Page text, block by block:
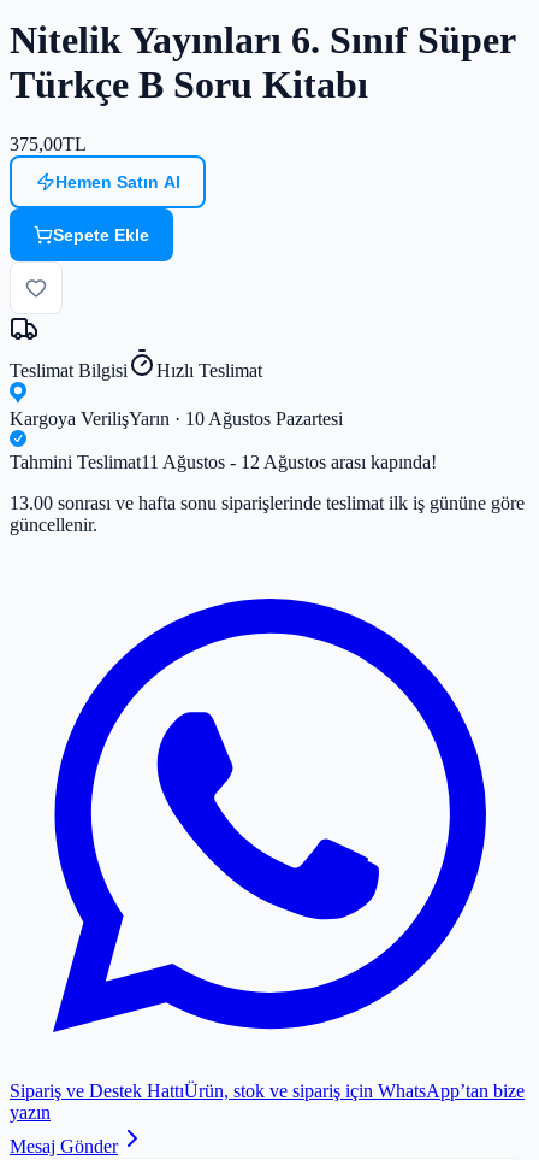
Nitelik Yayınları 6. Sınıf Süper
Türkçe B Soru Kitabı
375,00TL
Hemen Satın Al
Sepete Ekle
Teslimat Bilgisi Hızlı Teslimat
Kargoya VerilişYarın · 10 Ağustos Pazartesi
Tahmini Teslimat11 Ağustos - 12 Ağustos arası kapında!
13.00 sonrası ve hafta sonu siparişlerinde teslimat ilk iş gününe göre
güncellenir.
Sipariş ve Destek HattıÜrün, stok ve sipariş için WhatsApp’tan bize
yazın
Mesaj Gönder